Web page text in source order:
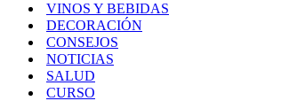
VINOS Y BEBIDAS
DECORACIÓN
CONSEJOS
NOTICIAS
SALUD
CURSO